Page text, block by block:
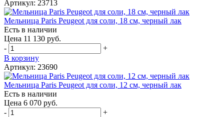
Артикул: 23713
Мельница Paris Peugeot для соли, 18 см, черный лак
Есть в наличии
Цена 11 130 руб.
-
+
В корзину
Артикул: 23690
Мельница Paris Peugeot для соли, 12 см, черный лак
Есть в наличии
Цена 6 070 руб.
-
+